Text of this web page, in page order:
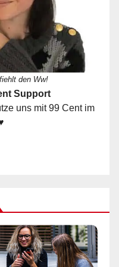
den Ww!
Support
uns mit 99 Cent im